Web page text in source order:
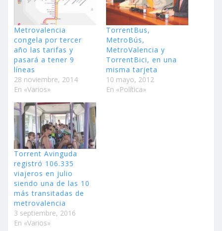
Metrovalencia
congela por tercer
año las tarifas y
pasará a tener 9
líneas
28 noviembre, 2014
En «Varios»
TorrentBus,
MetroBús,
MetroValencia y
TorrentBici, en una
misma tarjeta
10 mayo, 2012
En «Política»
Torrent Avinguda
registró 106.335
viajeros en julio
siendo una de las 10
más transitadas de
metrovalencia
3 septiembre, 2016
En «Varios»